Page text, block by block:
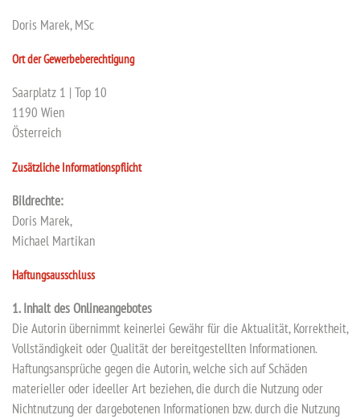
Doris Marek, MSc
Ort der Gewerbeberechtigung
Saarplatz 1 | Top 10
1190 Wien
Österreich
Zusätzliche Informationspflicht
Bildrechte:
Doris Marek,
Michael Martikan
Haftungsausschluss
1. Inhalt des Onlineangebotes
Die Autorin übernimmt keinerlei Gewähr für die Aktualität, Korrektheit,
Vollständigkeit oder Qualität der bereitgestellten Informationen.
Haftungsansprüche gegen die Autorin, welche sich auf Schäden
materieller oder ideeller Art beziehen, die durch die Nutzung oder
Nichtnutzung der dargebotenen Informationen bzw. durch die Nutzung